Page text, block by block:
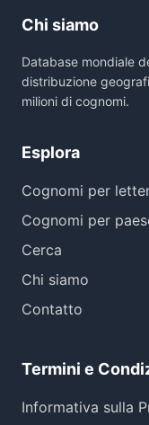
Chi siamo
Database mondiale
distribuzione
milioni di cognomi.
Esplora
Cognomi per
Cognomi per
Cerca
Chi siamo
Contatto
Termini e
Informativa sulla